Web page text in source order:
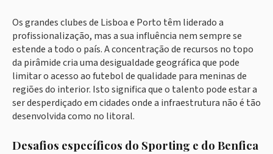
Os grandes clubes de Lisboa e Porto têm liderado a
profissionalização, mas a sua influência nem sempre se
estende a todo o país. A concentração de recursos no topo
da pirâmide cria uma desigualdade geográfica que pode
limitar o acesso ao futebol de qualidade para meninas de
regiões do interior. Isto significa que o talento pode estar a
ser desperdiçado em cidades onde a infraestrutura não é tão
desenvolvida como no litoral.
Desafios específicos do Sporting e do Benfica